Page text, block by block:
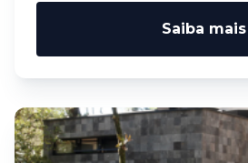
Saiba mais